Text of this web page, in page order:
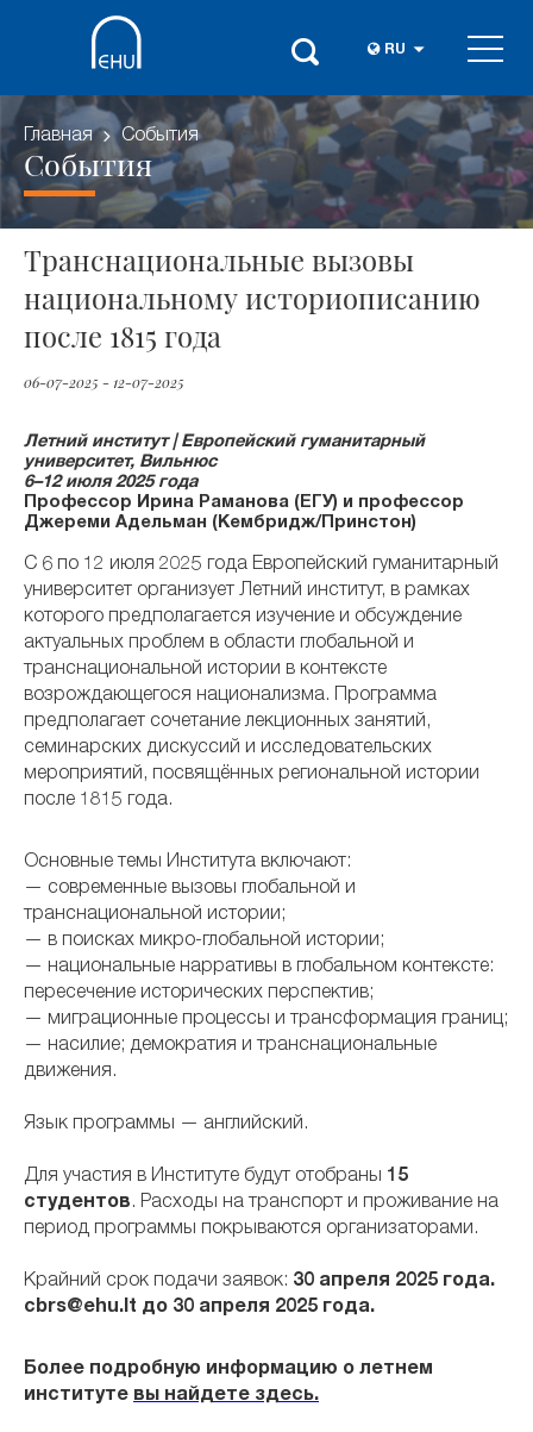
RU
Главная События
События
Транснациональные вызовы
национальному историописанию
после 1815 года
06-07-2025 - 12-07-2025
Летний институт | Европейский гуманитарный
университет, Вильнюс
6–12 июля 2025 года
Профессор Ирина Раманова (ЕГУ) и профессор
Джереми Адельман (Кембридж/Принстон)
С 6 по 12 июля 2025 года Европейский гуманитарный
университет организует Летний институт, в рамках
которого предполагается изучение и обсуждение
актуальных проблем в области глобальной и
транснациональной истории в контексте
возрождающегося национализма. Программа
предполагает сочетание лекционных занятий,
семинарских дискуссий и исследовательских
мероприятий, посвящённых региональной истории
после 1815 года.
Основные темы Института включают:
— современные вызовы глобальной и
транснациональной истории;
— в поисках микро-глобальной истории;
— национальные нарративы в глобальном контексте:
пересечение исторических перспектив;
— миграционные процессы и трансформация границ;
— насилие; демократия и транснациональные
движения.
Язык программы — английский.
Для участия в Институте будут отобраны 15
студентов. Расходы на транспорт и проживание на
период программы покрываются организаторами.
Крайний срок подачи заявок: 30 апреля 2025 года.
cbrs@ehu.lt до 30 апреля 2025 года.
Более подробную информацию о летнем
институте вы найдете здесь.